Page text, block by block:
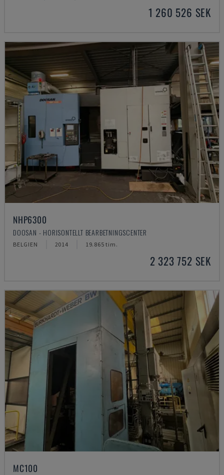
1 260 526 SEK
NHP6300
DOOSAN - HORISONTELLT BEARBETNINGSCENTER
BELGIEN 2014 19.865 tim.
2 323 752 SEK
MC100